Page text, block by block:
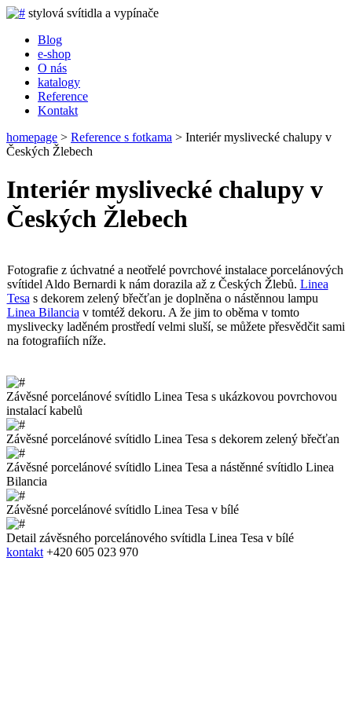
stylová svítidla a vypínače
Blog
e-shop
O nás
katalogy
Reference
Kontakt
homepage > Reference s fotkama > Interiér myslivecké chalupy v
Českých Žlebech
Interiér myslivecké chalupy v
Českých Žlebech
Fotografie z úchvatné a neotřelé povrchové instalace porcelánových
svítidel Aldo Bernardi k nám dorazila až z Českých Žlebů. Linea
Tesa s dekorem zelený břečťan je doplněna o nástěnnou lampu
Linea Bilancia v tomtéž dekoru. A že jim to oběma v tomto
myslivecky laděném prostředí velmi sluší, se můžete přesvědčit sami
na fotografiích níže.
Závěsné porcelánové svítidlo Linea Tesa s ukázkovou povrchovou
instalací kabelů
Závěsné porcelánové svítidlo Linea Tesa s dekorem zelený břečťan
Závěsné porcelánové svítidlo Linea Tesa a nástěnné svítidlo Linea
Bilancia
Závěsné porcelánové svítidlo Linea Tesa v bílé
Detail závěsného porcelánového svítidla Linea Tesa v bílé
kontakt +420 605 023 970